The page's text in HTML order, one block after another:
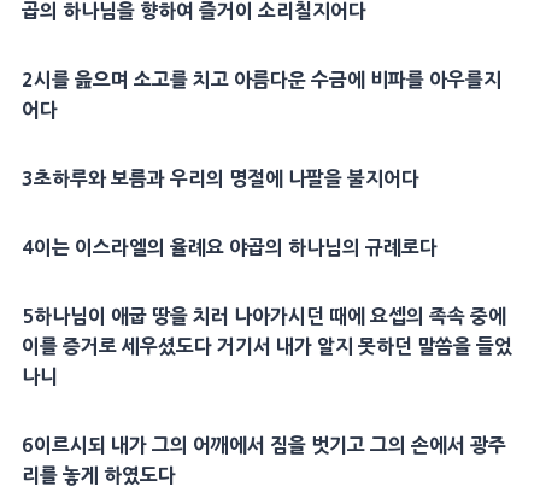
곱의 하나님을 향하여 즐거이 소리칠지어다
2시를 읊으며 소고를 치고 아름다운 수금에 비파를 아우를지
어다
3초하루와 보름과 우리의 명절에 나팔을 불지어다
4이는 이스라엘의 율례 요 야곱의 하나님의 규례 로다
5하나님이 애굽땅을 치러 나아가시던 때에 요셉의 족속 중에
이를 증거 로 세우셨도다 거기서 내가 알지 못하던 말씀을 들었
나니
6이르시되 내가 그의 어깨에서 짐을 벗기고 그의 손에서 광주
리를 놓게 하였도다